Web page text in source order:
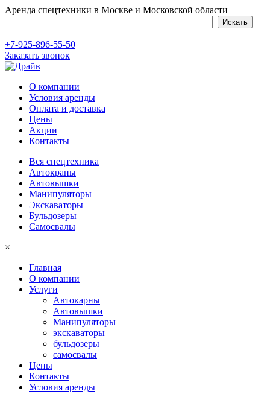
Аренда спецтехники в Москве и Московской области
+7-925-896-55-50
Заказать звонок
О компании
Условия аренды
Оплата и доставка
Цены
Акции
Контакты
Вся спецтехника
Автокраны
Автовышки
Манипуляторы
Экскаваторы
Бульдозеры
Самосвалы
×
Главная
О компании
Услуги
Автокарны
Автовышки
Манипуляторы
экскаваторы
бульдозеры
самосвалы
Цены
Контакты
Условия аренды